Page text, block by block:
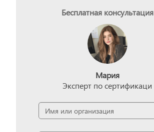
Бесплатная консультация
Мария
Эксперт по сертификаци